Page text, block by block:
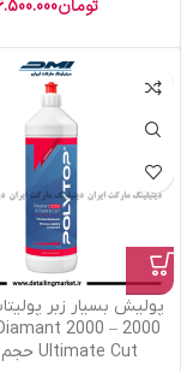
تومان
پولیش بسیار زبر
Diamant 2000
Ultimate Cut حجم 1 لیتر